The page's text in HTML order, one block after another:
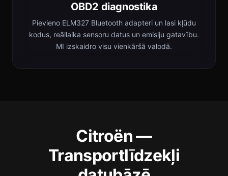
OBD2 diagnostika
Pievieno ELM327 Bluetooth adapteri un lasi kļūdu
kodus, reāllaika sensoru datus un emisiju gatavību.
MI izskaidro visu vienkāršā valodā.
Citroën —
Transportlīdzekļi